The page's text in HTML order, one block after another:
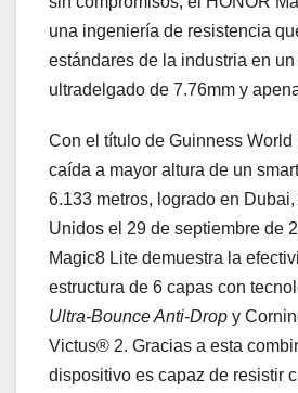
una ingeniería de resistencia
estándares de la industria en
ultradelgado de 7.76mm y
Con el título de Guinness World
caída a mayor altura de un
6.133 metros, logrado en
Unidos el 29 de septiembre de
Magic8 Lite demuestra la
estructura de 6 capas con
Ultra-Bounce Anti-Drop y
Victus® 2. Gracias a esta
dispositivo es capaz de resistir